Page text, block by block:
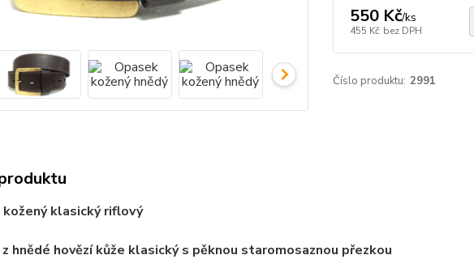
550 Kč/ks
455 Kč bez DPH
Číslo produktu: 2991
kožený klasický riflový
hnědé hovězí kůže klasickýs pěknou staromosaznou přezkou